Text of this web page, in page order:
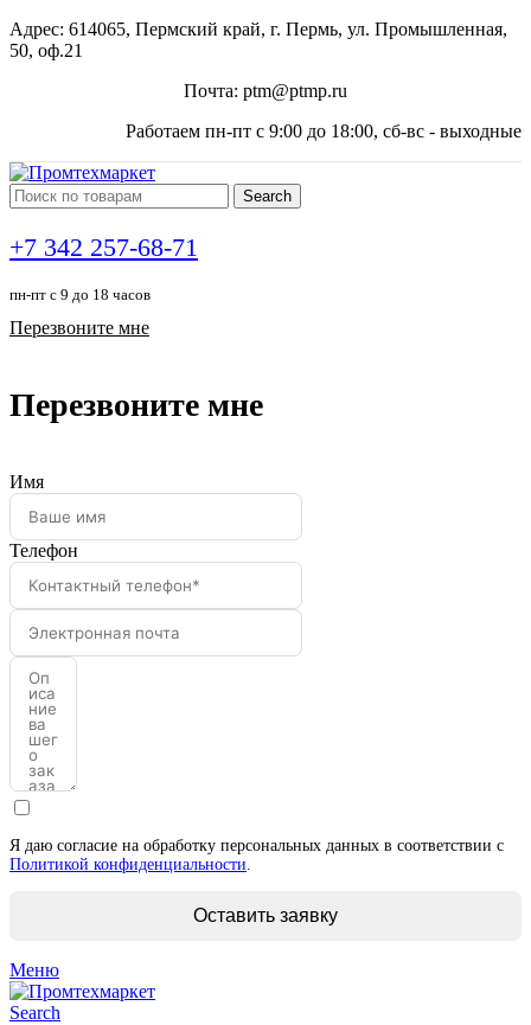
Адрес: 614065, Пермский край, г. Пермь, ул. Промышленная,
50, оф.21
Почта: ptm@ptmp.ru
Работаем пн-пт с 9:00 до 18:00, сб-вс - выходные
Search
+7 342 257-68-71
пн-пт с 9 до 18 часов
Перезвоните мне
Перезвоните мне
Имя
Телефон
Я даю согласие на обработку персональных данных в соответствии с
Политикой конфиденциальности.
Оставить заявку
Меню
Search